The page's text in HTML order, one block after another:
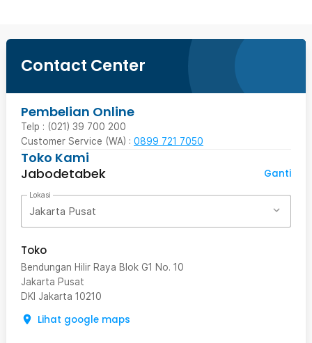
Contact Center
Pembelian Online
Telp : (021) 39 700 200
Customer Service (WA) : 0899 721 7050
Toko Kami
Jabodetabek
Ganti
Lokasi
Jakarta Pusat
Toko
Bendungan Hilir Raya Blok G1 No. 10
Jakarta Pusat
DKI Jakarta 10210
Lihat google maps